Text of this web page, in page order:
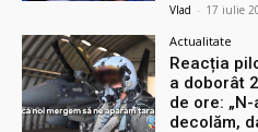
Vlad - 17 iulie
Actualitate
Reacția
a doborât
de ore:
decolăm,